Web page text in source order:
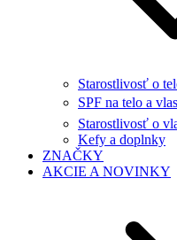
Starostlivosť o
SPF na telo a
Starostlivosť o
Kefy a doplnky
ZNAČKY
AKCIE A NOVINKY